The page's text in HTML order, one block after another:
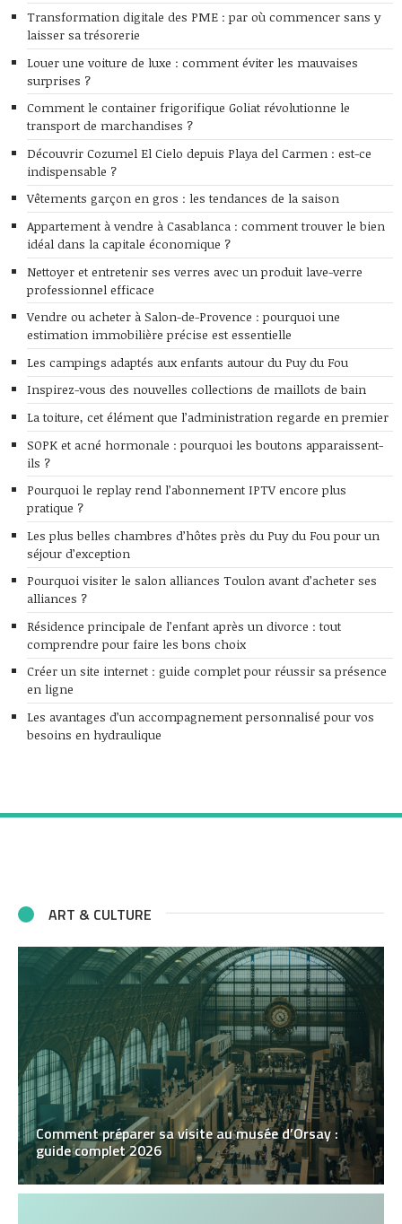
Transformation digitale des PME : par où commencer sans y
laisser sa trésorerie
Louer une voiture de luxe : comment éviter les mauvaises
surprises ?
Comment le container frigorifique Goliat révolutionne le
transport de marchandises ?
Découvrir Cozumel El Cielo depuis Playa del Carmen : est-ce
indispensable ?
Vêtements garçon en gros : les tendances de la saison
Appartement à vendre à Casablanca : comment trouver le bien
idéal dans la capitale économique ?
Nettoyer et entretenir ses verres avec un produit lave-verre
professionnel efficace
Vendre ou acheter à Salon-de-Provence : pourquoi une
estimation immobilière précise est essentielle
Les campings adaptés aux enfants autour du Puy du Fou
Inspirez-vous des nouvelles collections de maillots de bain
La toiture, cet élément que l’administration regarde en premier
SOPK et acné hormonale : pourquoi les boutons apparaissent-
ils ?
Pourquoi le replay rend l’abonnement IPTV encore plus
pratique ?
Les plus belles chambres d’hôtes près du Puy du Fou pour un
séjour d’exception
Pourquoi visiter le salon alliances Toulon avant d’acheter ses
alliances ?
Résidence principale de l’enfant après un divorce : tout
comprendre pour faire les bons choix
Créer un site internet : guide complet pour réussir sa présence
en ligne
Les avantages d’un accompagnement personnalisé pour vos
besoins en hydraulique
ART & CULTURE
Comment préparer sa visite au musée d’Orsay :
guide complet 2026